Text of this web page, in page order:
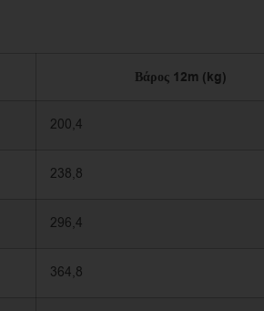
Βάρος 12m (kg)
200,4
238,8
296,4
364,8